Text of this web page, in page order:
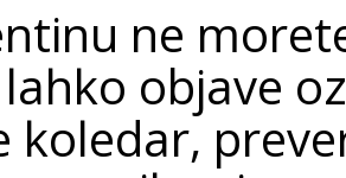
ne
objave